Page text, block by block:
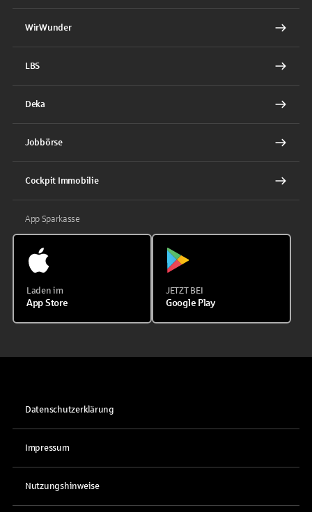
WirWunder
LBS
Deka
Jobbörse
Cockpit Immobilie
App Sparkasse
Laden im
App Store
JETZT BEI
Google Play
Datenschutzerklärung
Impressum
Nutzungshinweise